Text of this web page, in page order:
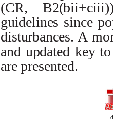
(CR, B2(bii+ciii
guidelines since
disturbances. A
and updated key to
are presented.